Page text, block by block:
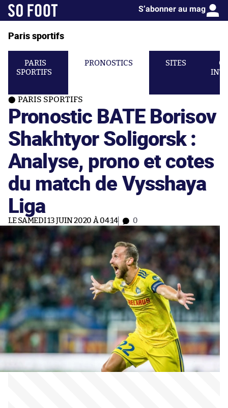
S’abonner au mag
Paris sportifs
PARIS
SPORTIFS
PRONOSTICS SITES
PARIS SPORTIFS
Pronostic BATE Borisov
Shakhtyor Soligorsk :
Analyse, prono et cotes
du match de Vysshaya
Liga
LE SAMEDI 13 JUIN 2020 À 04:14 0